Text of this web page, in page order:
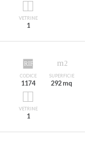
VETRINE
1
CODICE
1174
SUPERFICIE
292 mq
VETRINE
1